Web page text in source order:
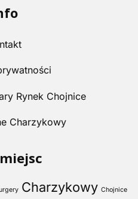
Rynek Chojnice
Charzykowy
Charzykowy Chojnice